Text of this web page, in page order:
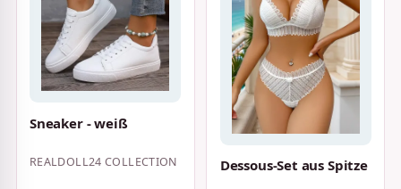
Sneaker - weiß
REALDOLL24 COLLECTION Dessous-Set aus Spitze